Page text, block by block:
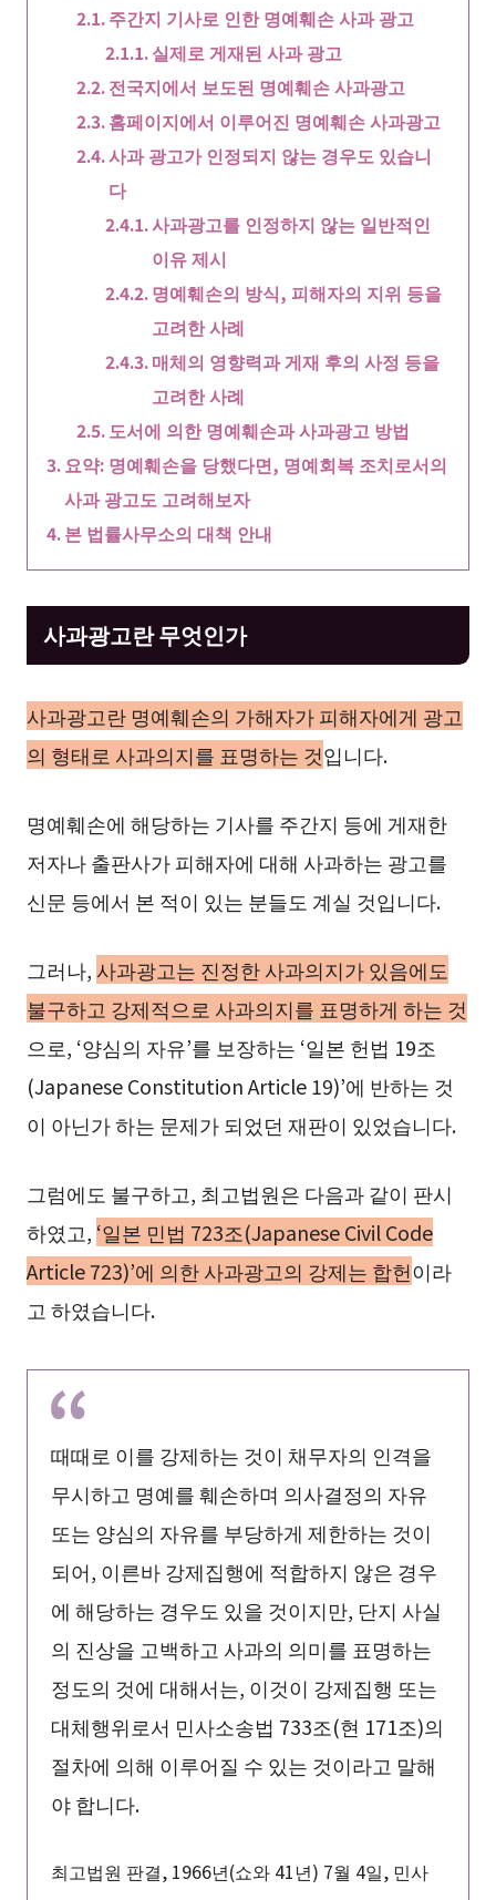
주간지 기사로 인한 명예훼손 사과 광고
실제로 게재된 사과 광고
전국지에서 보도된 명예훼손 사과광고
홈페이지에서 이루어진 명예훼손 사과광고
사과 광고가 인정되지 않는 경우도 있습니
다
사과광고를 인정하지 않는 일반적인
이유 제시
명예훼손의 방식, 피해자의 지위 등을
고려한 사례
매체의 영향력과 게재 후의 사정 등을
고려한 사례
도서에 의한 명예훼손과 사과광고 방법
요약: 명예훼손을 당했다면, 명예회복 조치로서의
사과 광고도 고려해보자
본 법률사무소의 대책 안내
사과광고란 무엇인가
사과광고란 명예훼손의 가해자가 피해자에게 광고
의 형태로 사과의지를 표명하는 것입니다.
명예훼손에 해당하는 기사를 주간지 등에 게재한
저자나 출판사가 피해자에 대해 사과하는 광고를
신문 등에서 본 적이 있는 분들도 계실 것입니다.
그러나, 사과광고는 진정한 사과의지가 있음에도
불구하고 강제적으로 사과의지를 표명하게 하는 것
으로, ‘양심의 자유’를 보장하는 ‘일본 헌법 19조
(Japanese Constitution Article 19)’에 반하는 것
이 아닌가 하는 문제가 되었던 재판이 있었습니다.
그럼에도 불구하고, 최고법원은 다음과 같이 판시
하였고, ‘일본 민법 723조(Japanese Civil Code
Article 723)’에 의한 사과광고의 강제는 합헌이라
고 하였습니다.
때때로 이를 강제하는 것이 채무자의 인격을
무시하고 명예를 훼손하며 의사결정의 자유
또는 양심의 자유를 부당하게 제한하는 것이
되어, 이른바 강제집행에 적합하지 않은 경우
에 해당하는 경우도 있을 것이지만, 단지 사실
의 진상을 고백하고 사과의 의미를 표명하는
정도의 것에 대해서는, 이것이 강제집행 또는
대체행위로서 민사소송법 733조(현 171조)의
절차에 의해 이루어질 수 있는 것이라고 말해
야 합니다.
최고법원 판결, 1966년(쇼와 41년) 7월 4일, 민사